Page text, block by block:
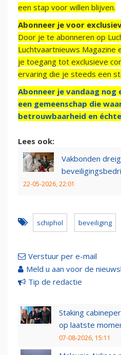
een stap voor willen blijven.
Abonneer je voor
Door je te abonneren op
Luchtvaartnieuws Magazine
je toegang tot exclusieve
ervaring die je steeds een
Abonneer je vandaag nog
een gemeenschap die
betrouwbaarheid en
Lees ook:
Vakbonden
22-05-2026, 22:01
schiphol beveiliging
Verstuur per e-mail
Meld u aan voor de
Tip de redactie
Staking
op laatste
07-08-2026, 15:11